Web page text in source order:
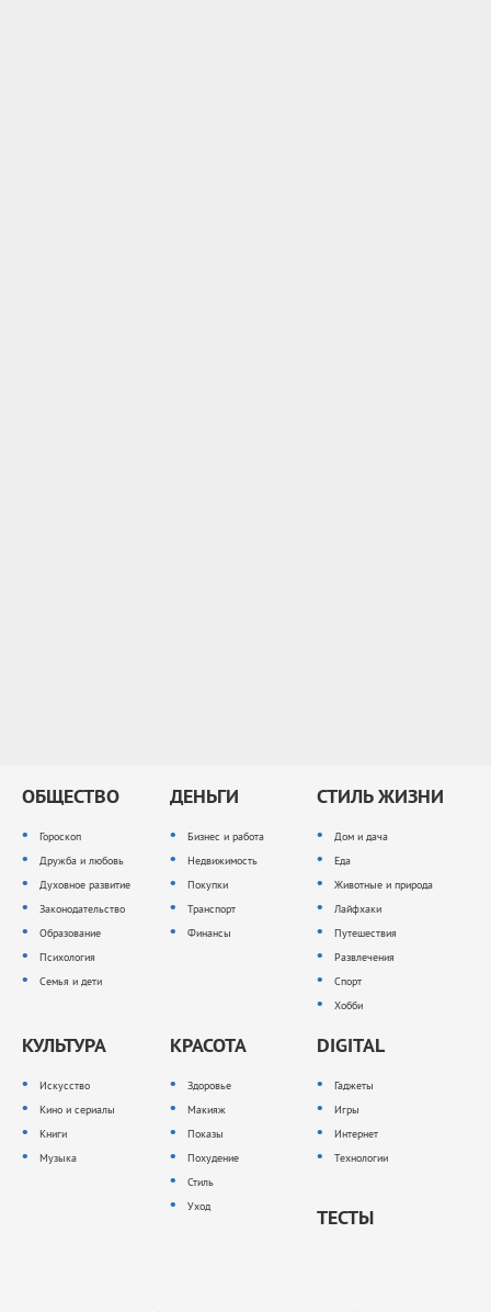
ОБЩЕСТВО
Гороскоп
Дружба и любовь
Духовное развитие
Законодательство
Образование
Психология
Семья и дети
ДЕНЬГИ
Бизнес и работа
Недвижимость
Покупки
Транспорт
Финансы
СТИЛЬ ЖИЗНИ
Дом и дача
Еда
Животные и природа
Лайфхаки
Путешествия
Развлечения
Спорт
Хобби
КУЛЬТУРА
Искусство
Кино и сериалы
Книги
Музыка
КРАСОТА
Здоровье
Макияж
Показы
Похудение
Стиль
Уход
DIGITAL
Гаджеты
Игры
Интернет
Технологии
ТЕСТЫ